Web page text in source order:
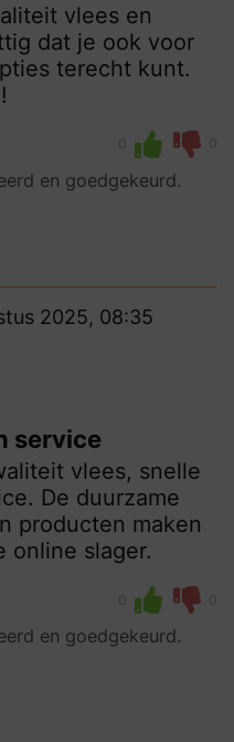
vlees en
dat je ook voor
terecht kunt.
0 0
en goedgekeurd.
2025, 08:35
service
vlees, snelle
De duurzame
producten maken
online slager.
0 0
en goedgekeurd.